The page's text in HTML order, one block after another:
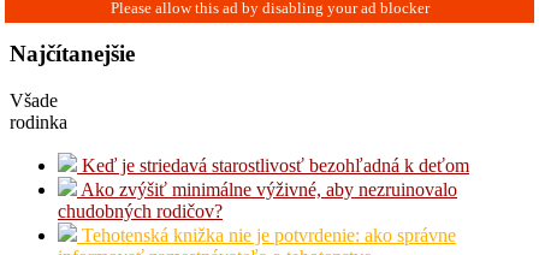
Najčítanejšie
Všade
rodinka
Keď je striedavá starostlivosť bezohľadná k deťom
Ako zvýšiť minimálne výživné, aby nezruinovalo
chudobných rodičov?
Tehotenská knižka nie je potvrdenie: ako správne